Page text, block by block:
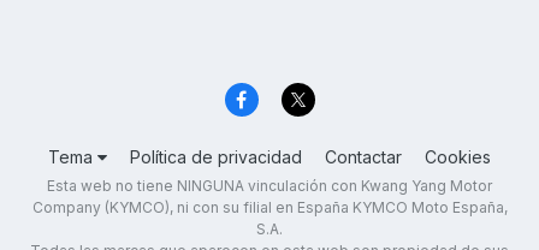
Tema Política de privacidad Contactar Cookies
Esta web no tiene NINGUNA vinculación con Kwang Yang Motor
Company (KYMCO), ni con su filial en España KYMCO Moto España,
S.A.